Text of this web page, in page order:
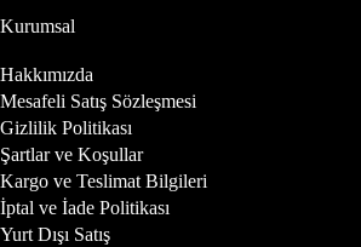
Kurumsal
Hakkımızda
Mesafeli Satış Sözleşmesi
Gizlilik Politikası
Şartlar ve Koşullar
Kargo ve Teslimat Bilgileri
İptal ve İade Politikası
Yurt Dışı Satış